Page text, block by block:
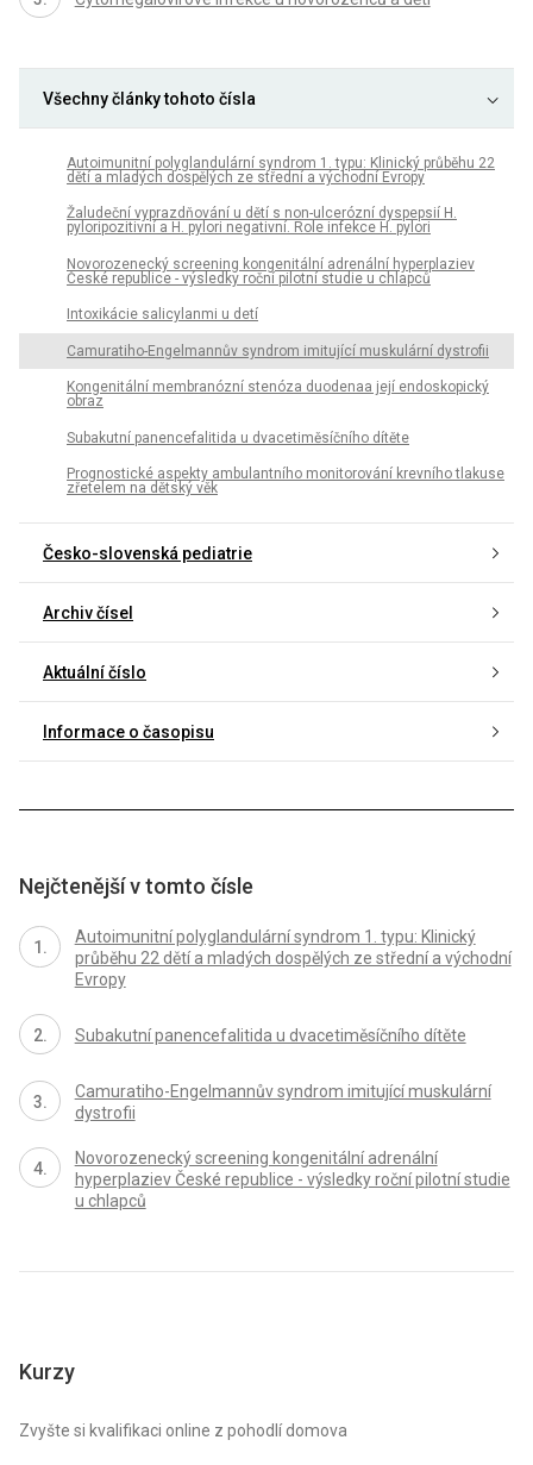
Všechny články tohoto čísla
Autoimunitní polyglandulární syndrom 1. typu: Klinický průběhu 22
dětí a mladých dospělých ze střední a východní Evropy
Žaludeční vyprazdňování u dětí s non-ulcerózní dyspepsií H.
pyloripozitivní a H. pylori negativní. Role infekce H. pylori
Novorozenecký screening kongenitální adrenální hyperplaziev
České republice - výsledky roční pilotní studie u chlapců
Intoxikácie salicylanmi u detí
Camuratiho-Engelmannův syndrom imitující muskulární dystrofii
Kongenitální membranózní stenóza duodenaa její endoskopický
obraz
Subakutní panencefalitida u dvacetiměsíčního dítěte
Prognostické aspekty ambulantního monitorování krevního tlakuse
zřetelem na dětský věk
Česko-slovenská pediatrie
Archiv čísel
Aktuální číslo
Informace o časopisu
Nejčtenější v tomto čísle
Autoimunitní polyglandulární syndrom 1. typu: Klinický
průběhu 22 dětí a mladých dospělých ze střední a východní
Evropy
Subakutní panencefalitida u dvacetiměsíčního dítěte
Camuratiho-Engelmannův syndrom imitující muskulární
dystrofii
Novorozenecký screening kongenitální adrenální
hyperplaziev České republice - výsledky roční pilotní studie
u chlapců
Kurzy
Zvyšte si kvalifikaci online z pohodlí domova